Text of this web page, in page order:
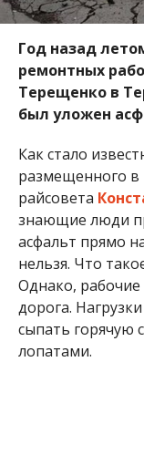
Год назад
ремонтных
Терещенко в
был уложен
Как стало
размещенного в
райсовета
знающие люди
асфальт прямо
нельзя. Что
Однако, рабочие
дорога.
сыпать горячую
лопатами.